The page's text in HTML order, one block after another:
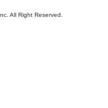
All Right Reserved.